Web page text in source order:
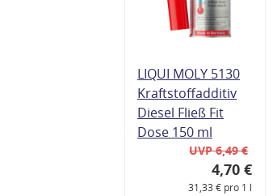
LIQUI MOLY 5130
Kraftstoffadditiv
Diesel Fließ Fit
Dose 150 ml
UVP 6,49 €
4,70 €
31,33 € pro 1 l